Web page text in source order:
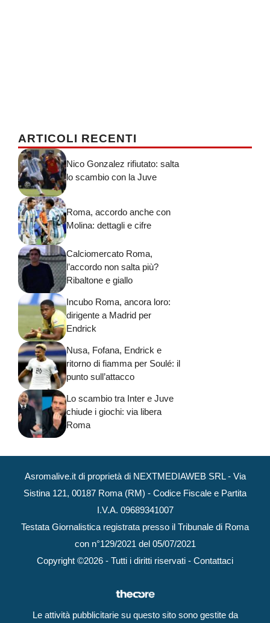
ARTICOLI RECENTI
Nico Gonzalez rifiutato: salta
lo scambio con la Juve
Roma, accordo anche con
Molina: dettagli e cifre
Calciomercato Roma,
l’accordo non salta più?
Ribaltone e giallo
Incubo Roma, ancora loro:
dirigente a Madrid per
Endrick
Nusa, Fofana, Endrick e
ritorno di fiamma per Soulé: il
punto sull’attacco
Lo scambio tra Inter e Juve
chiude i giochi: via libera
Roma
Asromalive.it di proprietà di NEXTMEDIAWEB SRL - Via
Sistina 121, 00187 Roma (RM) - Codice Fiscale e Partita
I.V.A. 09689341007
Testata Giornalistica registrata presso il Tribunale di Roma
con n°129/2021 del 05/07/2021
Copyright ©2026 - Tutti i diritti riservati - Contattaci
Le attività pubblicitarie su questo sito sono gestite da